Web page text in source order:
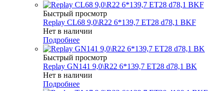
Быстрый просмотр
Replay CL68 9,0\R22 6*139,7 ET28 d78,1 BKF
Нет в наличии
Подробнее
Быстрый просмотр
Replay GN141 9,0\R22 6*139,7 ET28 d78,1 BK
Нет в наличии
Подробнее